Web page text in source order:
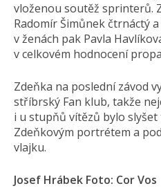
vloženou soutěž sprinterů.
Radomír Šimůnek čtrnáctý
v ženách pak Pavla
v celkovém hodnocení
Zdeňka na poslední závod
stříbrský Fan klub, takže
i u stupňů vítězů bylo
Zdeňkovým portrétem a
vlajku.
Josef Hrábek Foto: Cor Vos